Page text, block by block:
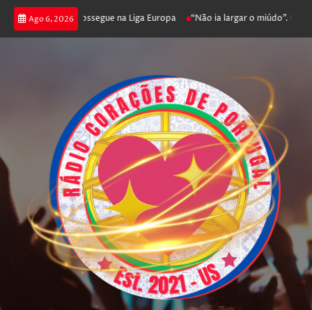
Ago 6, 2026
poker e prossegue na Liga Europa “Não ia largar o miúdo”.